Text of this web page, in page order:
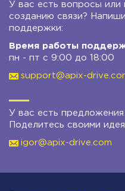
У вас есть вопросы
созданию связи?
поддержки:
Время работы
пн - пт с 9:00 до 18:00
support@apix-
У вас есть
Поделитесь своими
igor@apix-drive.com